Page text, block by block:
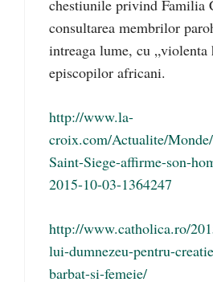
chestiunile privind Familia
consultarea membrilor
intreaga lume, cu „violenta
episcopilor africani.
http://www.la-
croix.com/Actualite/
Saint-Siege-affirme-son-
2015-10-03-1364247
http://www.catholica.ro/
lui-dumnezeu-pentru-
barbat-si-femeie/